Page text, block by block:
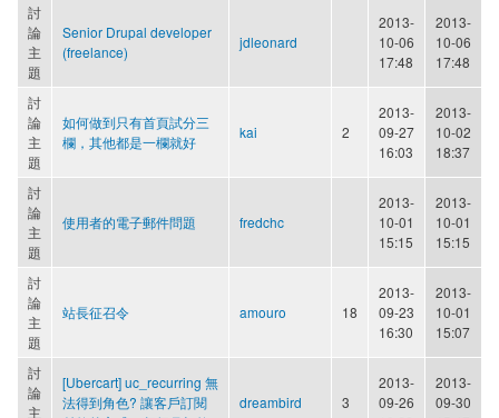
討
論
主
題
Senior Drupal developer
(freelance)
jdleonard
2013-
10-06
17:48
2013-
10-06
17:48
討
論
主
題
如何做到只有首頁試分三
欄，其他都是一欄就好
kai 2
2013-
09-27
16:03
2013-
10-02
18:37
討
論
主
題
使用者的電子郵件問題 fredchc
2013-
10-01
15:15
2013-
10-01
15:15
討
論
主
題
站長征召令 amouro 18
2013-
09-23
16:30
2013-
10-01
15:07
討
論
主
[Ubercart] uc_recurring 無
法得到角色? 讓客戶訂閱
dreambird 3
2013-
09-26
2013-
09-30